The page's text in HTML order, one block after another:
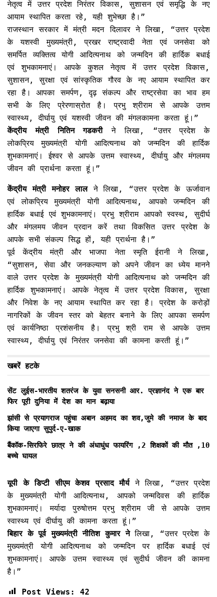
नेतृत्व में उत्तर प्रदेश निरंतर विकास, सुशासन एवं समृद्धि के नए
आयाम स्थापित करता रहे, यही शुभेच्छा है।”
राजस्थान सरकार में मंत्री मदन दिलावर ने लिखा, “उत्तर प्रदेश
के यशस्वी मुख्यमंत्री, प्रखर राष्ट्रवादी नेता एवं जनसेवा को
समर्पित व्यक्तित्व योगी आदित्यनाथ को जन्मदिन की हार्दिक बधाई
एवं शुभकामनाएं। आपके कुशल नेतृत्व में उत्तर प्रदेश विकास,
सुशासन, सुरक्षा एवं सांस्कृतिक गौरव के नए आयाम स्थापित कर
रहा है। आपका समर्पण, दृढ़ संकल्प और राष्ट्रसेवा का भाव हम
सभी के लिए प्रेरणास्रोत है। प्रभु श्रीराम से आपके उत्तम
स्वास्थ्य, दीर्घायु एवं यशस्वी जीवन की मंगलकामना करता हूं।”
केंद्रीय मंत्री नितिन गडकरीने लिखा, “उत्तर प्रदेश के
लोकप्रिय मुख्यमंत्री योगी आदित्यनाथ को जन्मदिन की हार्दिक
शुभकामनाएं। ईश्वर से आपके उत्तम स्वास्थ्य, दीर्घायु और मंगलमय
जीवन की प्रार्थना करता हूं।”
केंद्रीय मंत्री मनोहर लालने लिखा, “उत्तर प्रदेश के ऊर्जावान
एवं लोकप्रिय मुख्यमंत्री योगी आदित्यनाथ, आपको जन्मदिन की
हार्दिक बधाई एवं शुभकामनाएं। प्रभु श्रीराम आपको स्वस्थ, सुदीर्घ
और मंगलमय जीवन प्रदान करें तथा विकसित उत्तर प्रदेश के
आपके सभी संकल्प सिद्ध हों, यही प्रार्थना है।”
पूर्व केंद्रीय मंत्री और भाजपा नेता स्मृति ईरानी ने लिखा,
“सुशासन, सेवा और जनकल्याण को अपने जीवन का ध्येय मानने
वाले उत्तर प्रदेश के मुख्यमंत्री योगी आदित्यनाथ को जन्मदिन की
हार्दिक शुभकामनाएं। आपके नेतृत्व में उत्तर प्रदेश विकास, सुरक्षा
और निवेश के नए आयाम स्थापित कर रहा है। प्रदेश के करोड़ों
नागरिकों के जीवन स्तर को बेहतर बनाने के लिए आपका समर्पण
एवं कार्यनिष्ठा प्रशंसनीय है। प्रभु श्री राम से आपके उत्तम
स्वास्थ्य, दीर्घायु एवं निरंतर जनसेवा की कामना करती हूं।”
खबरें हटके
सेंट लुईस-भारतीय शतरंज के युवा सनसनी आर. प्रज्ञानंद ने एक बार
फिर पूरी दुनिया में देश का मान बढ़ाया
झांसी से प्रयागराज पहुंचा अबान अहमद का शव,जुमे की नमाज के बाद
किया जाएगा सुपुर्द-ए-खाक
बैंकॉक-सिरफिरे छात्र ने की अंधाधुंध फायरिंग ,2 शिक्षकों की मौत ,10
बच्चे घायल
यूपी के डिप्टी सीएम केशव प्रसाद मौर्यने लिखा, “उत्तर प्रदेश
के मुख्यमंत्री योगी आदित्यनाथ, आपको जन्मदिवस की हार्दिक
शुभकामनाएं। मर्यादा पुरुषोत्तम प्रभु श्रीराम जी से आपके उत्तम
स्वास्थ्य एवं दीर्घायु की कामना करता हूं।”
बिहार के पूर्व मुख्यमंत्री नीतिश कुमार नेलिखा, “उत्तर प्रदेश के
मुख्यमंत्री योगी आदित्यनाथ को जन्मदिन पर हार्दिक बधाई एवं
शुभकामनाएं। आपके उत्तम स्वास्थ्य एवं सुदीर्घ जीवन की कामना
है।”
Post Views: 42